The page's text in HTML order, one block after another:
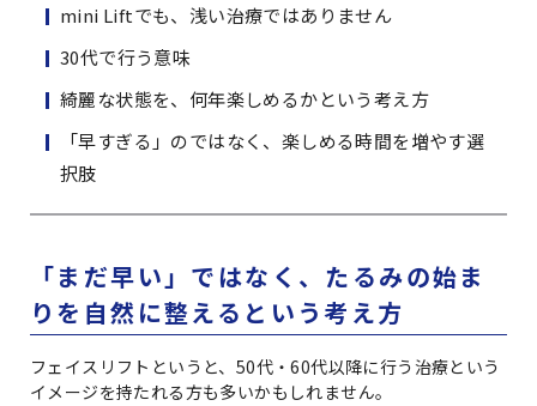
mini Liftでも、浅い治療ではありません
30代で行う意味
綺麗な状態を、何年楽しめるかという考え方
「早すぎる」のではなく、楽しめる時間を増やす選
択肢
「まだ早い」ではなく、たるみの始ま
りを自然に整えるという考え方
フェイスリフトというと、50代・60代以降に行う治療という
イメージを持たれる方も多いかもしれません。